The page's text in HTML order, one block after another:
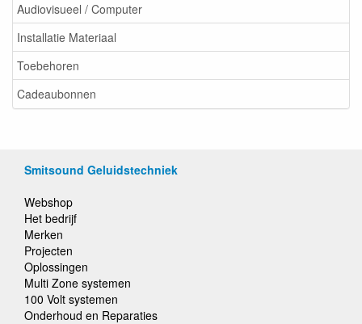
Audiovisueel / Computer
Installatie Materiaal
Toebehoren
Cadeaubonnen
Smitsound Geluidstechniek
Webshop
Het bedrijf
Merken
Projecten
Oplossingen
Multi Zone systemen
100 Volt systemen
Onderhoud en Reparaties